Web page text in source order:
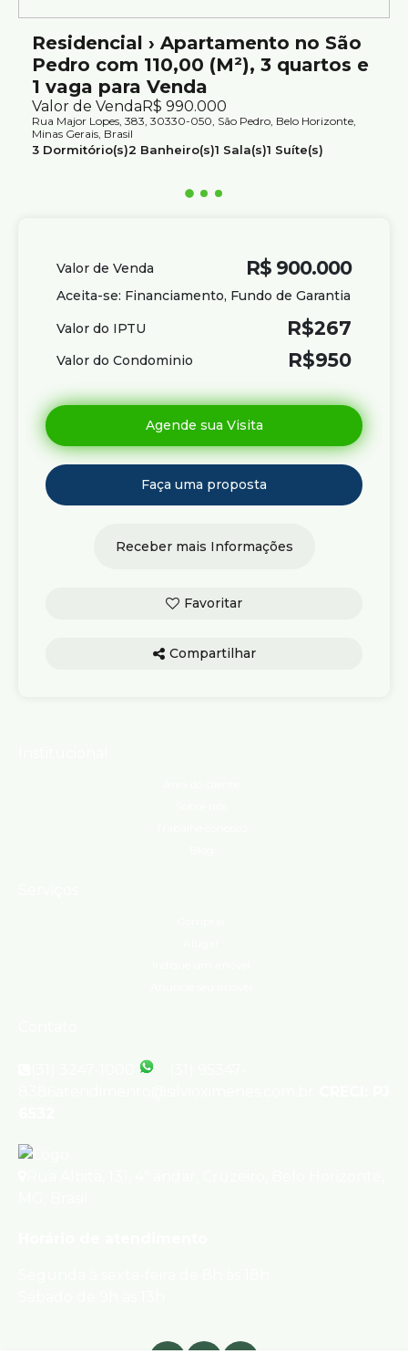
Residencial › Apartamento no São
Pedro com 110,00 (M²), 3 quartos e
1 vaga para Venda
R$ 990.000
Valor de Venda
Rua Major Lopes, 383, 30330-050, São Pedro, Belo Horizonte,
Minas Gerais, Brasil
3 Dormitório(s)2 Banheiro(s)1 Sala(s)1 Suíte(s)
R$ 900.000
Valor de Venda
Aceita-se: Financiamento, Fundo de Garantia
Valor do IPTU
R$267
Valor do Condominio R$950
Compartilhar